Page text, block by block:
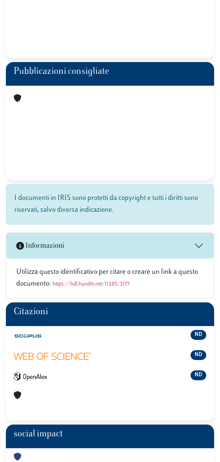
Pubblicazioni consigliate
I documenti in IRIS sono protetti da copyright e tutti i diritti sono
riservati, salvo diversa indicazione.
Informazioni
Utilizza questo identificativo per citare o creare un link a questo
documento: https://hdl.handle.net/11385/3177
Citazioni
ND
ND
ND
social impact